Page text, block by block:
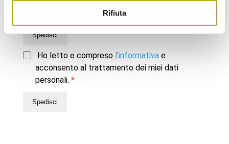
Rifiuta
Spedisci
Ho letto e compreso l’informativa e
acconsento al trattamento dei miei dati
personali.
Spedisci